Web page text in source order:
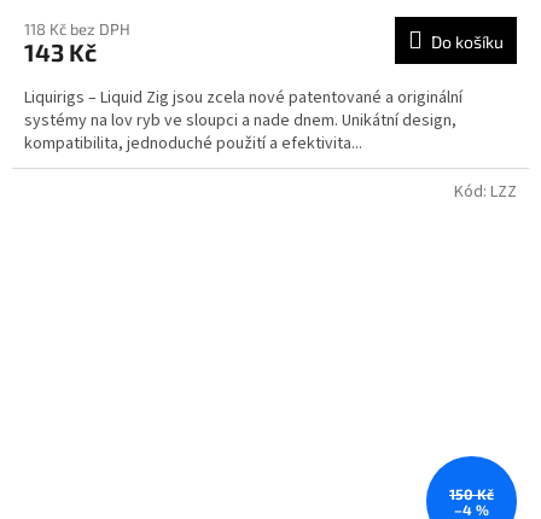
118 Kč bez DPH
143 Kč Do košíku
Liquirigs – Liquid Zig jsou zcela nové patentované a originální
systémy na lov ryb ve sloupci a nade dnem. Unikátní design,
kompatibilita, jednoduché použití a efektivita...
150 Kč
–4 %
Kód: LZZ